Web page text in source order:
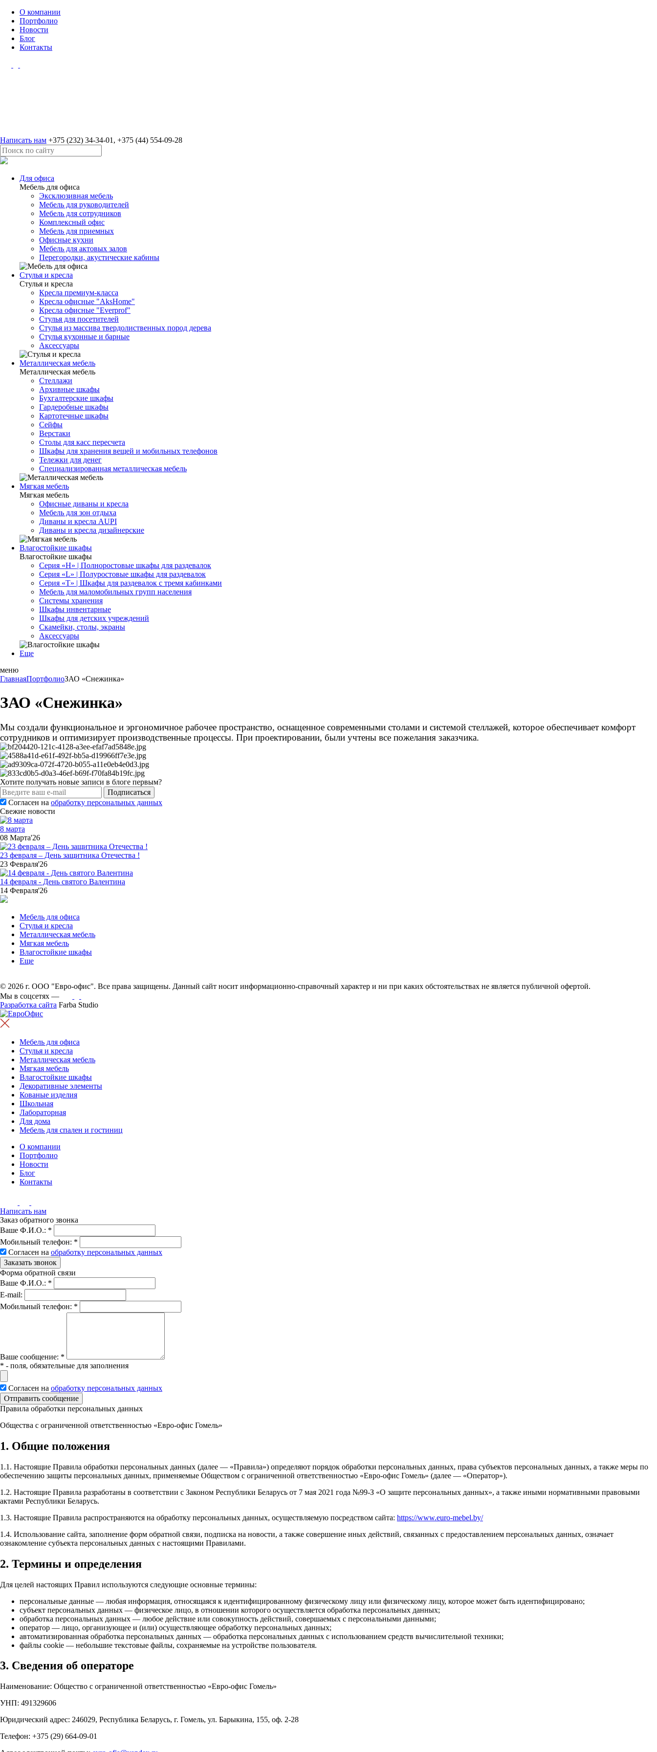
О компании
Портфолио
Новости
Блог
Контакты
Написать нам +375 (232) 34-34-01 , +375 (44) 554-09-28
Для офиса
Мебель для офиса
Эксклюзивная мебель
Мебель для руководителей
Мебель для сотрудников
Комплексный офис
Мебель для приемных
Офисные кухни
Мебель для актовых залов
Перегородки, акустические кабины
Стулья и кресла
Стулья и кресла
Кресла премиум-класса
Кресла офисные "AksHome"
Кресла офисные "Everprof"
Стулья для посетителей
Стулья из массива твердолиственных пород дерева
Стулья кухонные и барные
Аксессуары
Металлическая мебель
Металлическая мебель
Стеллажи
Архивные шкафы
Бухгалтерские шкафы
Гардеробные шкафы
Картотечные шкафы
Сейфы
Верстаки
Столы для касс пересчета
Шкафы для хранения вещей и мобильных телефонов
Тележки для денег
Специализированная металлическая мебель
Мягкая мебель
Мягкая мебель
Офисные диваны и кресла
Мебель для зон отдыха
Диваны и кресла AUPI
Диваны и кресла дизайнерские
Влагостойкие шкафы
Влагостойкие шкафы
Серия «H» | Полноростовые шкафы для раздевалок
Серия «L» | Полуростовые шкафы для раздевалок
Серия «T» | Шкафы для раздевалок с тремя кабинками
Мебель для маломобильных групп населения
Системы хранения
Шкафы инвентарные
Шкафы для детских учреждений
Скамейки, столы, экраны
Аксессуары
Еще
меню
ГлавнаяПортфолиоЗАО «Снежинка»
ЗАО «Снежинка»
Мы создали функциональное и эргономичное рабочее пространство, оснащенное современными столами и системой стеллажей, которое обеспечивает комфорт
сотрудников и оптимизирует производственные процессы. При проектировании, были учтены все пожелания заказчика.
Хотите получать новые записи в блоге первым?
Подписаться
Согласен на обработку персональных данных
Свежие новости
8 марта
08 Марта'26
23 февраля – День защитника Отечества !
23 Февраля'26
14 февраля - День святого Валентина
14 Февраля'26
Мебель для офиса
Стулья и кресла
Металлическая мебель
Мягкая мебель
Влагостойкие шкафы
Еще
© 2026 г. ООО "Евро-офис". Все права защищены. Данный сайт носит информационно-справочный характер и ни при каких обстоятельствах не является публичной офертой.
Мы в соцсетях —
Разработка сайта Farba Studio
Мебель для офиса
Стулья и кресла
Металлическая мебель
Мягкая мебель
Влагостойкие шкафы
Декоративные элементы
Кованые изделия
Школьная
Лабораторная
Для дома
Мебель для спален и гостиниц
О компании
Портфолио
Новости
Блог
Контакты
Написать нам
Заказ обратного звонка
Ваше Ф.И.О.: *
Мобильный телефон: *
Согласен на обработку персональных данных
Заказать звонок
Форма обратной связи
Ваше Ф.И.О.: *
E-mail:
Мобильный телефон: *
Вашe сообщение: *
* - поля, обязательные для заполнения
Согласен на обработку персональных данных
Отправить сообщение
Правила обработки персональных данных
Общества с ограниченной ответственностью «Евро-офис Гомель»
1. Общие положения
1.1. Настоящие Правила обработки персональных данных (далее — «Правила») определяют порядок обработки персональных данных, права субъектов персональных данных, а также меры по
обеспечению защиты персональных данных, применяемые Обществом с ограниченной ответственностью «Евро-офис Гомель» (далее — «Оператор»).
1.2. Настоящие Правила разработаны в соответствии с Законом Республики Беларусь от 7 мая 2021 года №99-З «О защите персональных данных», а также иными нормативными правовыми
актами Республики Беларусь.
1.3. Настоящие Правила распространяются на обработку персональных данных, осуществляемую посредством сайта: https://www.euro-mebel.by/
1.4. Использование сайта, заполнение форм обратной связи, подписка на новости, а также совершение иных действий, связанных с предоставлением персональных данных, означает
ознакомление субъекта персональных данных с настоящими Правилами.
2. Термины и определения
Для целей настоящих Правил используются следующие основные термины:
персональные данные — любая информация, относящаяся к идентифицированному физическому лицу или физическому лицу, которое может быть идентифицировано;
субъект персональных данных — физическое лицо, в отношении которого осуществляется обработка персональных данных;
обработка персональных данных — любое действие или совокупность действий, совершаемых с персональными данными;
оператор — лицо, организующее и (или) осуществляющее обработку персональных данных;
автоматизированная обработка персональных данных — обработка персональных данных с использованием средств вычислительной техники;
файлы cookie — небольшие текстовые файлы, сохраняемые на устройстве пользователя.
3. Сведения об операторе
Наименование: Общество с ограниченной ответственностью «Евро-офис Гомель»
УНП: 491329606
Юридический адрес: 246029, Республика Беларусь, г. Гомель, ул. Барыкина, 155, оф. 2-28
Телефон: +375 (29) 664-09-01